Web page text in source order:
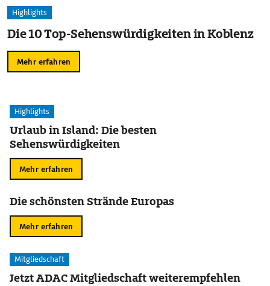
Highlights
Die 10 Top-Sehenswürdigkeiten in Koblenz
Mehr erfahren
Highlights
Urlaub in Island: Die besten
Sehenswürdigkeiten
Mehr erfahren
Die schönsten Strände Europas
Mehr erfahren
Mitgliedschaft
Jetzt ADAC Mitgliedschaft weiterempfehlen